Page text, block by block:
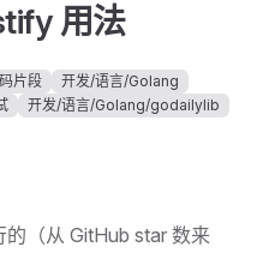
用法
片段
开发/语言/Golang
开发/语言/Golang/godailylib
（从 GitHub star 数来